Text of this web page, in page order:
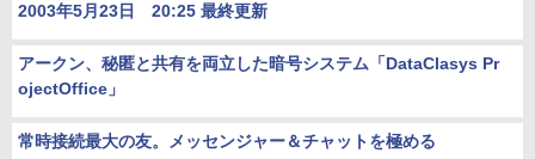
2003年5月23日 20:25 最終更新
アークン、秘匿と共有を両立した暗号システム「DataClasys Pr
ojectOffice」
常時接続最大の友。メッセンジャー＆チャットを極める